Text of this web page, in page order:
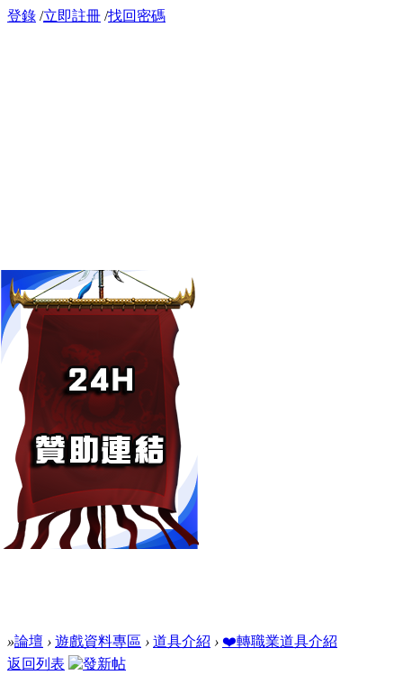
登錄 /立即註冊 /找回密碼
»論壇 › 遊戲資料專區 › 道具介紹 › ❤️轉職業道具介紹
返回列表